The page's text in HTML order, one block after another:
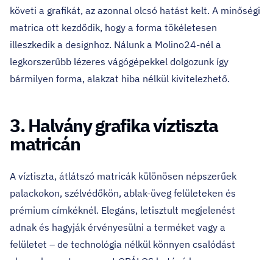
követi a grafikát, az azonnal olcsó hatást kelt. A minőségi
matrica ott kezdődik, hogy a forma tökéletesen
illeszkedik a designhoz. Nálunk a Molino24-nél a
legkorszerűbb lézeres vágógépekkel dolgozunk így
bármilyen forma, alakzat hiba nélkül kivitelezhető.
3. Halvány grafika víztiszta
matricán
A víztiszta, átlátszó matricák különösen népszerűek
palackokon, szélvédőkön, ablak-üveg felületeken és
prémium címkéknél. Elegáns, letisztult megjelenést
adnak és hagyják érvényesülni a terméket vagy a
felületet – de technológia nélkül könnyen csalódást